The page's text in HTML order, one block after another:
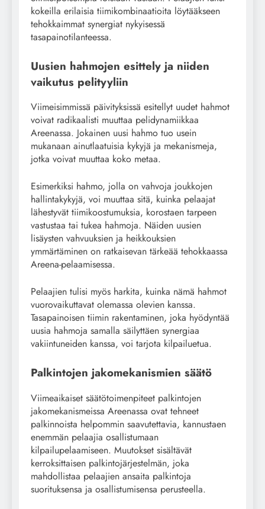
kokeilla erilaisia tiimikombinaatioita löytääkseen
tehokkaimmat synergiat nykyisessä
tasapainotilanteessa.
Uusien hahmojen esittely ja niiden
vaikutus pelityyliin
Viimeisimmissä päivityksissä esitellyt uudet hahmot
voivat radikaalisti muuttaa pelidynamiikkaa
Areenassa. Jokainen uusi hahmo tuo usein
mukanaan ainutlaatuisia kykyjä ja mekanismeja,
jotka voivat muuttaa koko metaa.
Esimerkiksi hahmo, jolla on vahvoja joukkojen
hallintakykyjä, voi muuttaa sitä, kuinka pelaajat
lähestyvät tiimikoostumuksia, korostaen tarpeen
vastustaa tai tukea hahmoja. Näiden uusien
lisäysten vahvuuksien ja heikkouksien
ymmärtäminen on ratkaisevan tärkeää tehokkaassa
Areena-pelaamisessa.
Pelaajien tulisi myös harkita, kuinka nämä hahmot
vuorovaikuttavat olemassa olevien kanssa.
Tasapainoisen tiimin rakentaminen, joka hyödyntää
uusia hahmoja samalla säilyttäen synergiaa
vakiintuneiden kanssa, voi tarjota kilpailuetua.
Palkintojen jakomekanismien säätö
Viimeaikaiset säätötoimenpiteet palkintojen
jakomekanismeissa Areenassa ovat tehneet
palkinnoista helpommin saavutettavia, kannustaen
enemmän pelaajia osallistumaan
kilpailupelaamiseen. Muutokset sisältävät
kerroksittaisen palkintojärjestelmän, joka
mahdollistaa pelaajien ansaita palkintoja
suorituksensa ja osallistumisensa perusteella.